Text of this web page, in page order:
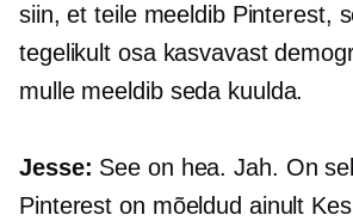
siin, et teile meeldib Pinterest,
tegelikult osa kasvavast
mulle meeldib seda kuulda.
Jesse: See on hea. Jah. On
Pinterest on mõeldud ainult